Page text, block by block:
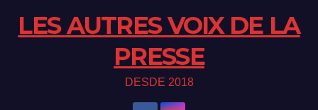
LES AUTRES VOIX DE LA
PRESSE
DESDE 2018